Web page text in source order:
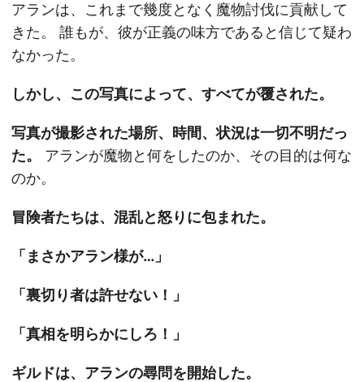
アランは、これまで幾度となく魔物討伐に貢献して
きた。 誰もが、彼が正義の味方であると信じて疑わ
なかった。
しかし、この写真によって、すべてが覆された。
写真が撮影された場所、時間、状況は一切不明だっ
た。
アランが魔物と何をしたのか、その目的は何な
のか。
冒険者たちは、混乱と怒りに包まれた。
「まさかアラン様が…」
「裏切り者は許せない！」
「真相を明らかにしろ！」
ギルドは、アランの尋問を開始した。